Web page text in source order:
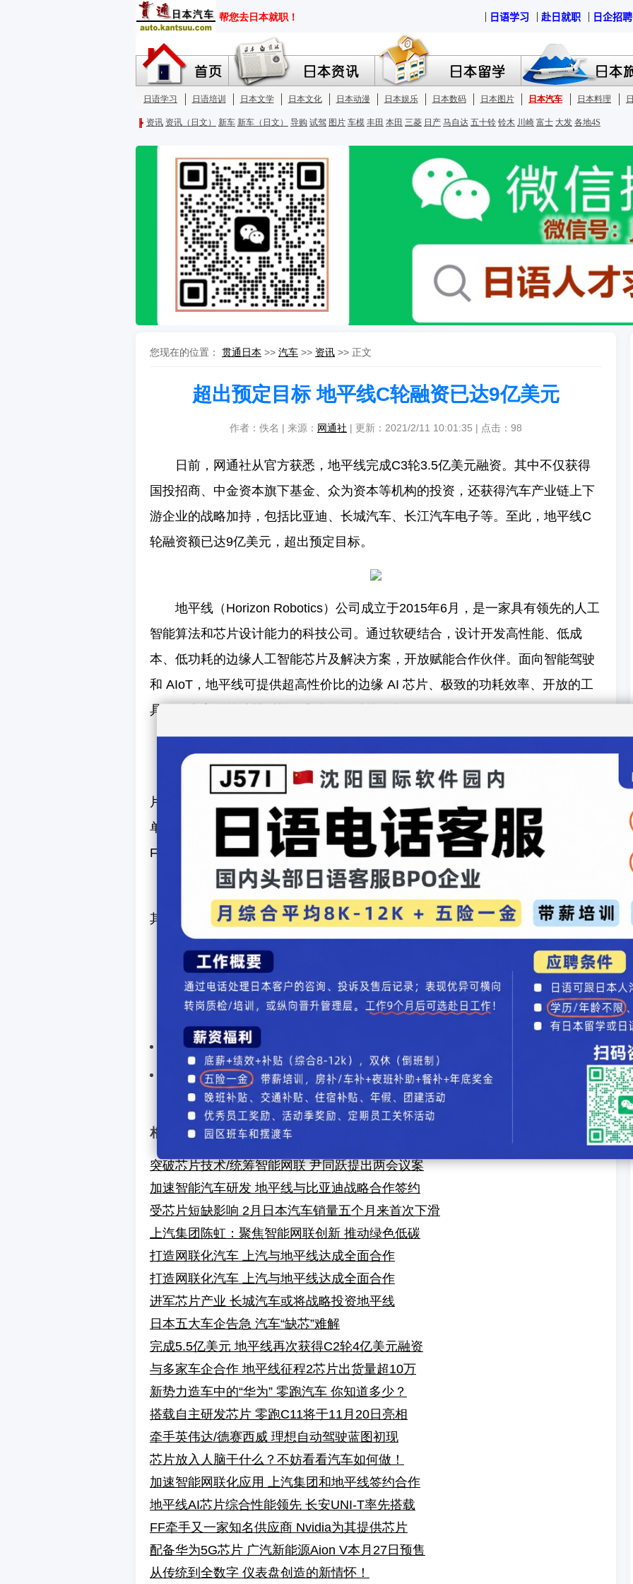
您现在的位置： 贯通日本 >> 汽车 >> 资讯 >> 正文
超出预定目标 地平线C轮融资已达9亿美元
作者：佚名 | 来源： 网通社 | 更新：2021/2/11 10:01:35 | 点击： 98
日前，网通社从官方获悉，地平线完成C3轮3.5亿美元融资。其中不仅获得
国投招商、中金资本旗下基金、众为资本等机构的投资，还获得汽车产业链上下
游企业的战略加持，包括比亚迪、长城汽车、长江汽车电子等。至此，地平线C
轮融资额已达9亿美元，超出预定目标。
地平线（Horizon Robotics）公司成立于2015年6月，是一家具有领先的人工
智能算法和芯片设计能力的科技公司。通过软硬结合，设计开发高性能、低成
本、低功耗的边缘人工智能芯片及解决方案，开放赋能合作伙伴。面向智能驾驶
和 AIoT，地平线可提供超高性价比的边缘 AI 芯片、极致的功耗效率、开放的工
具链、丰富的算法模型样例和全面的赋能服务。
在产品研发上，地平线已经形成覆盖从L2到L3级别的“智能驾驶+智能座舱”芯
片方案的完整产品布局，并将于2021年上半年推出征程5芯片（Journey 5），其
单芯片AI算力高达96 TOPS，在MAPS评估标准下，征程5的跑分高达3026
FPS。
此外，地平线还会推出性能更为强劲的汽车智能芯片征程6（Journey 6），
其采用车规级 7nm工艺，人工智能算力超过400 TOPS。
（图/文 网通社 庞硕）
汽车录入：贯通日本语 责任编辑：贯通日本语
上一篇汽车：即将道路测试 小马智行全新自动驾驶汽车下线
下一篇汽车：众多升级 第八代凯美瑞中期改款开启下半场
【发表评论】【加入收藏】【告诉好友 关闭窗口】
相关文章
突破芯片技术/统筹智能网联 尹同跃提出两会议案
加速智能汽车研发 地平线与比亚迪战略合作签约
受芯片短缺影响 2月日本汽车销量五个月来首次下滑
上汽集团陈虹：聚焦智能网联创新 推动绿色低碳
打造网联化汽车 上汽与地平线达成全面合作
打造网联化汽车 上汽与地平线达成全面合作
进军芯片产业 长城汽车或将战略投资地平线
日本五大车企告急 汽车“缺芯”难解
完成5.5亿美元 地平线再次获得C2轮4亿美元融资
与多家车企合作 地平线征程2芯片出货量超10万
新势力造车中的“华为” 零跑汽车 你知道多少？
搭载自主研发芯片 零跑C11将于11月20日亮相
牵手英伟达/德赛西威 理想自动驾驶蓝图初现
芯片放入人脑干什么？不妨看看汽车如何做！
加速智能网联化应用 上汽集团和地平线签约合作
地平线AI芯片综合性能领先 长安UNI-T率先搭载
FF牵手又一家知名供应商 Nvidia为其提供芯片
配备华为5G芯片 广汽新能源Aion V本月27日预售
从传统到全数字 仪表盘创造的新情怀！